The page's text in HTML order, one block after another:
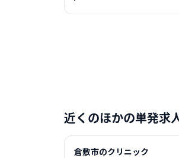
近くのほかの単発求
倉敷市のクリニック